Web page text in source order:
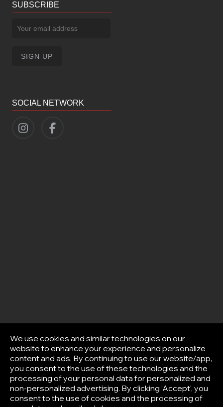
SUBSCRIBE
SOCIAL NETWORK
We use cookies and similar technologies on our
website to enhance your experience and personalize
content and ads. By continuing to use our website/app,
you consent to the use of these technologies and the
processing of your personal data for personalized and
non-personalized advertising. By clicking 'Accept', you
consent to the use of cookies and the processing of